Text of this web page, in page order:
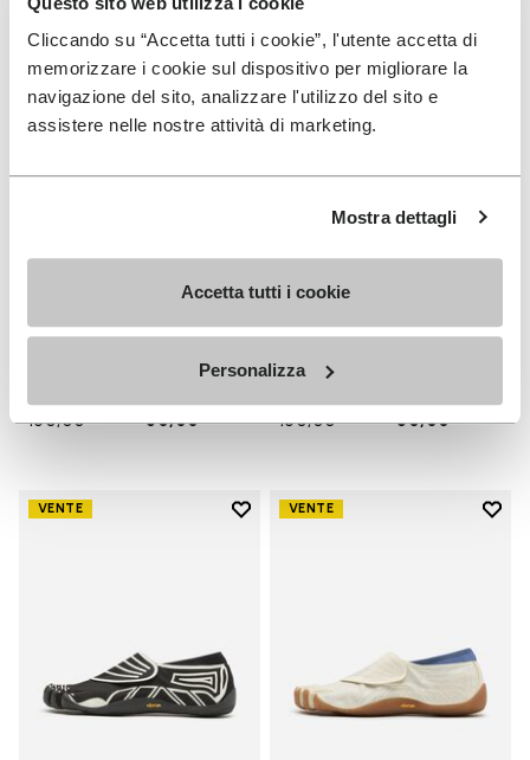
Cliccando su “Accetta tutti i cookie”, l'utente accetta di
memorizzare i cookie sul dispositivo per migliorare la
navigazione del sito, analizzare l'utilizzo del sito e
assistere nelle nostre attività di marketing.
Mostra dettagli
Accetta tutti i cookie
Personalizza
160,00to
80,00
-50%
160,00to
80,00
-50%
VENTE
Add to wishlist
VENTE
Add